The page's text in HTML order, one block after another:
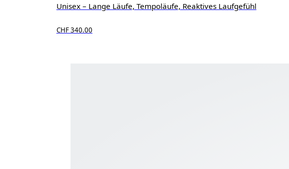
Unisex – Lange Läufe, Tempoläufe, Reaktives Laufgefühl
CHF 340.00